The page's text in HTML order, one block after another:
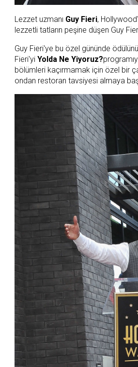
Lezzet uzmanı Guy Fieri,
lezzetli tatların peşine düşen Guy
Guy Fieri'ye bu özel gününde
Fieri'yi Yolda Ne Yiyoruz?
bölümleri kaçırmamak için özel bir
ondan restoran tavsiyesi almaya